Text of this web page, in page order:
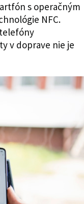
s operačným
NFC.
v doprave nie je